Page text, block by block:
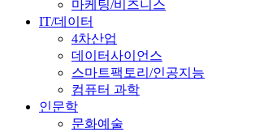
마케팅/비즈니스
IT/데이터
4차산업
데이터사이언스
스마트팩토리/인공지능
컴퓨터 과학
인문학
문화예술